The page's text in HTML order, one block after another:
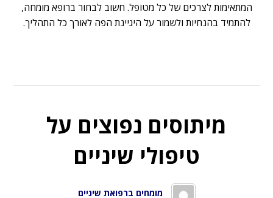
המתאימות לצרכים של כל מטופל. חשוב לבחור ברופא מומחה,
להתמיד בהנחיות ולשמור על היגיינת הפה לאורך כל התהליך.
מיתוסים נפוצים על
טיפולי שיניים
מומחים ברפואת שיניים